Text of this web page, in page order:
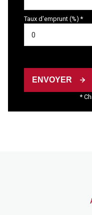
Taux d'emprunt (%) *
ENVOYER
*